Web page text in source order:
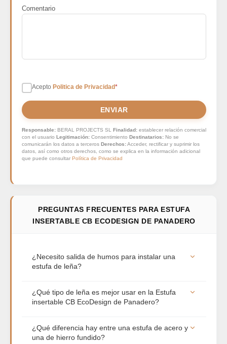
Comentario
Acepto Politica de Privacidad*
ENVIAR
Responsable: BERAL PROJECTS SL Finalidad: establecer relación comercial
con el usuario Legitimación: Consentimiento Destinatarios: No se
comunicarán los datos a terceros Derechos:Acceder, rectificar y suprimir los
datos, así como otros derechos, como se explica en la información adicional
que puede consultar Política de Privacidad
PREGUNTAS FRECUENTES PARA ESTUFA
INSERTABLE CB ECODESIGN DE PANADERO
¿Necesito salida de humos para instalar una
estufa de leña?
necesita una salida de humos con tubo
homologado que evacue los gases hacia el
Es fundamental para garantizar la seguridad de la
vivienda y lograr un buen tiro que permita una
¿Qué tipo de leña es mejor usar en la Estufa
insertable CB EcoDesign de Panadero?
útil de la estufa, recomendamos usar maderas
¿Qué diferencia hay entre una estufa de acero y
una de hierro fundido?